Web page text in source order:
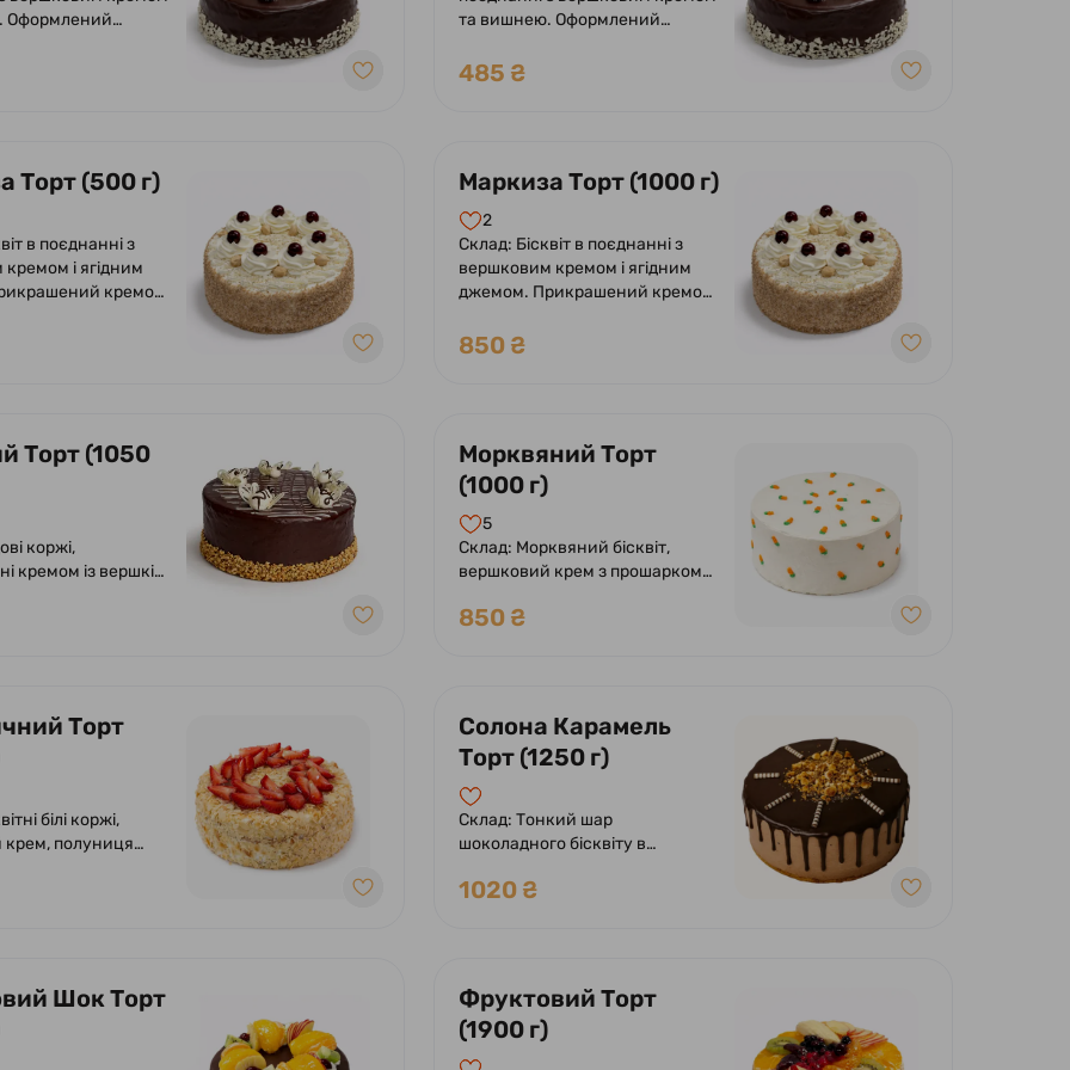
Оформлений
та вишнею. Оформлений
вершків та вишнею.
485 ₴
Торт (500 г)
в поєднанні з
і ягідним
кремом
Маркиза Торт (1000 г)
2
Склад: Бісквіт в поєднанні з
вершковим кремом і ягідним
джемом. Прикрашений кремом
850 ₴
Торт (1050
коржі,
кремом із вершків
шоколадною
Морквяний Торт
(1000 г)
5
Склад: Морквяний бісквіт,
вершковий крем з прошарком
850 ₴
Торт
білі коржі,
полуниця
Солона Карамель
Торт (1250 г)
Склад: Тонкий шар
шоколадного бісквіту в
шоколадним суфле з
шоколадом.
1020 ₴
Шок Торт
Фруктовий Торт
(1900 г)